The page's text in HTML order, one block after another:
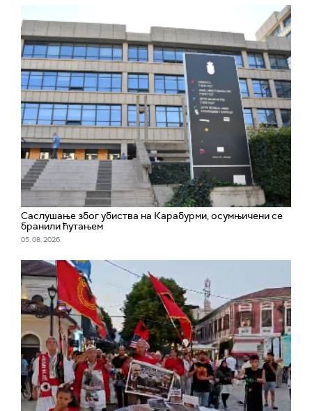
Саслушање због убиства на Карабурми, осумњичени се
бранили ћутањем
05. 08. 2026.